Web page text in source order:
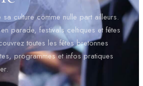
sa culture comme nulle part ailleurs.
parade, festivals celtiques et fêtes
toutes les fêtes bretonnes
programmes et infos pratiques